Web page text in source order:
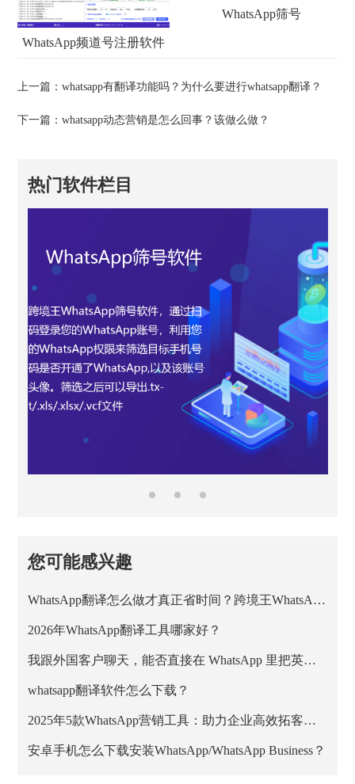
WhatsApp频道号注册软件
WhatsApp筛号
上一篇：whatsapp有翻译功能吗？为什么要进行whatsapp翻译？
下一篇：whatsapp动态营销是怎么回事？该做么做？
热门软件栏目
您可能感兴趣
WhatsApp翻译怎么做才真正省时间？跨境王WhatsApp客服系统的正确用法
2026年WhatsApp翻译工具哪家好？
我跟外国客户聊天，能否直接在 WhatsApp 里把英文消息翻成中文？
whatsapp翻译软件怎么下载？
2025年5款WhatsApp营销工具：助力企业高效拓客与私域增长
安卓手机怎么下载安装WhatsApp/WhatsApp Business？